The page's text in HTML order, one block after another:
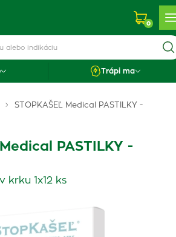
0
Trápi ma
STOPKAŠEĽ Medical PASTILKY -
PASTILKY -
krku 1x12 ks